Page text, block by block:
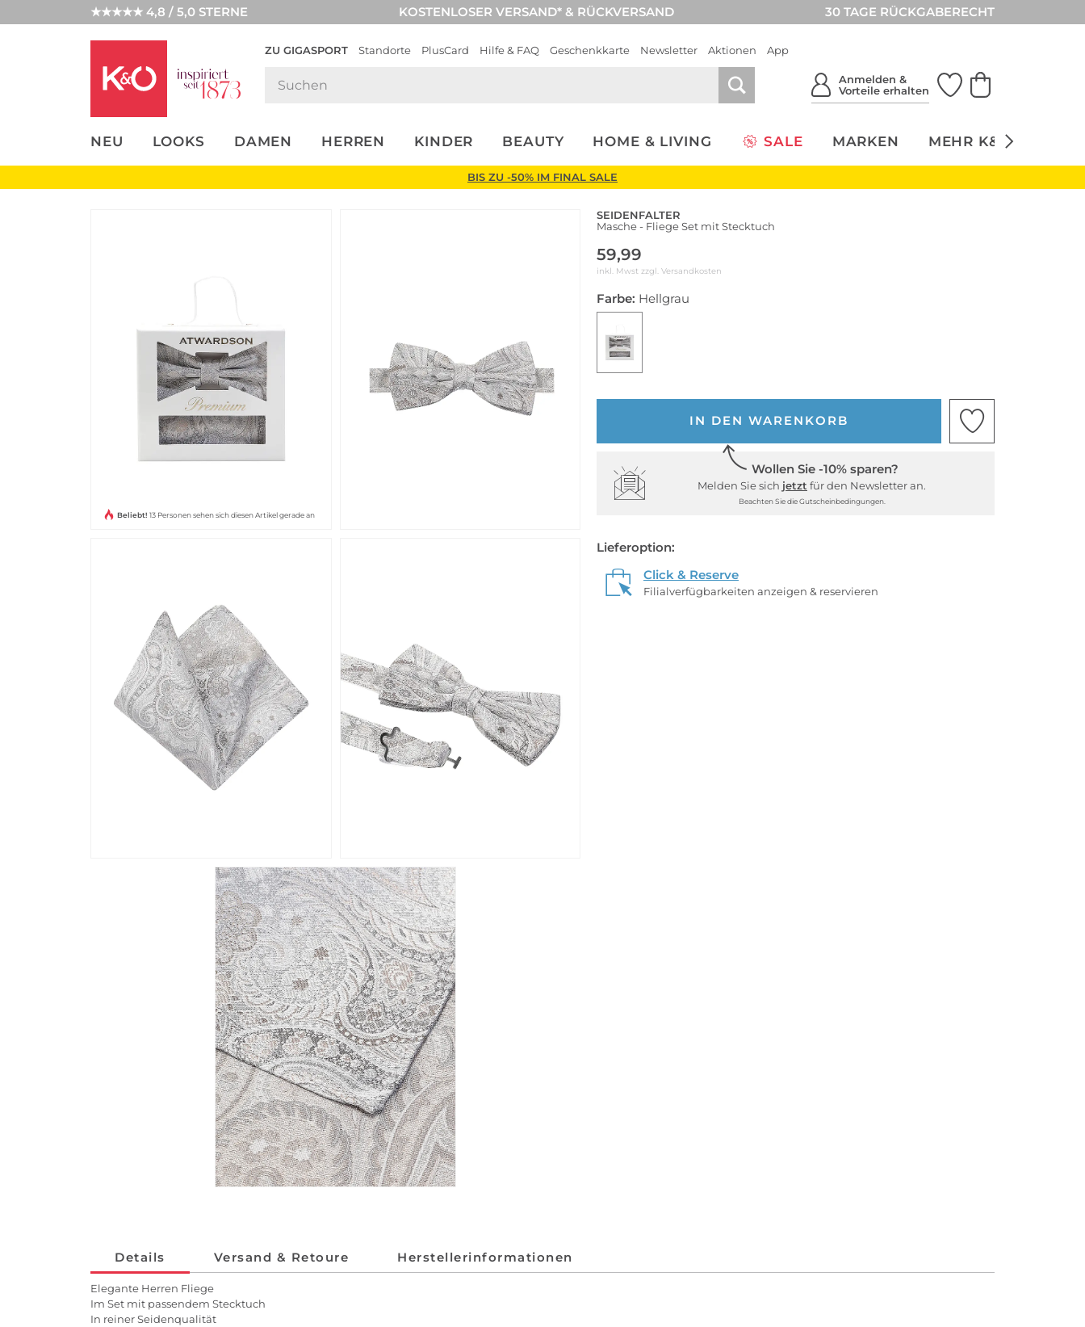
★★★★★ 4,8 / 5,0 STERNE KOSTENLOSER VERSAND* & RÜCKVERSAND 30 TAGE RÜCKGABERECHT
ZU GIGASPORT Standorte PlusCard Hilfe & FAQ Geschenkkarte Newsletter Aktionen App
Anmelden &
Vorteile erhalten
NEU LOOKS DAMEN HERREN KINDER BEAUTY HOME & LIVING SALE MARKEN MEHR K&Ö
UNSERE APP
CLICK &
BIS ZU -50% IM FINAL SALE
Beliebt! 13 Personen sehen sich diesen Artikel gerade an
SEIDENFALTER
Masche - Fliege Set mit Stecktuch
59,99
inkl. Mwst zzgl. Versandkosten
Farbe: Hellgrau
IN DEN WARENKORB
Wollen Sie -10% sparen?
Melden Sie sich jetzt für den Newsletter an.
Beachten Sie die Gutscheinbedingungen.
Lieferoption:
Click & Reserve
Filialverfügbarkeiten anzeigen & reservieren
Details Versand & Retoure Herstellerinformationen
Elegante Herren Fliege
Im Set mit passendem Stecktuch
In reiner Seidenqualität